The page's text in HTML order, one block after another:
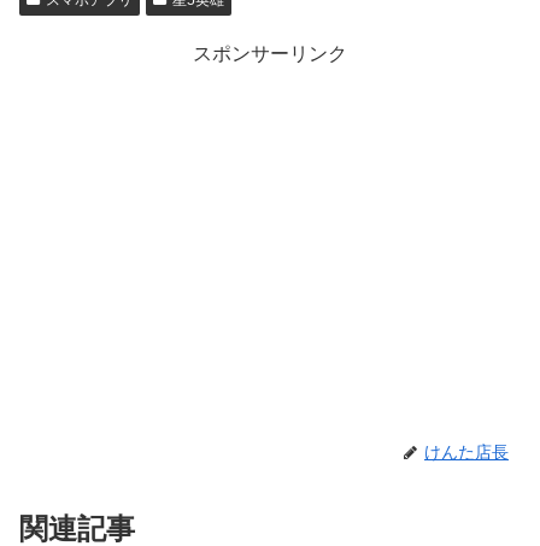
スポンサーリンク
けんた店長
関連記事